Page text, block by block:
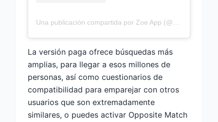
La versión paga ofrece búsquedas más
amplias, para llegar a esos millones de
personas, así como cuestionarios de
compatibilidad para emparejar con otros
usuarios que son extremadamente
similares, o puedes activar Opposite Match